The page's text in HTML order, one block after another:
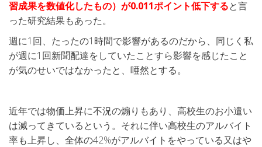
習成果を数値化したもの）が0.011ポイント低下すると言
った研究結果もあった。
週に1回、たったの1時間で影響があるのだから、同じく私
が週に1回新聞配達をしていたことすら影響を感じたこと
が気のせいではなかったと、唖然とする。
近年では物価上昇に不況の煽りもあり、高校生のお小遣い
は減ってきているという。それに伴い高校生のアルバイト
率も上昇し、全体の42%がアルバイトをやっている又はや